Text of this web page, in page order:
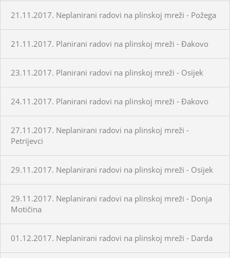
21.11.2017. Neplanirani radovi na plinskoj mreži - Požega
21.11.2017. Planirani radovi na plinskoj mreži - Đakovo
23.11.2017. Planirani radovi na plinskoj mreži - Osijek
24.11.2017. Planirani radovi na plinskoj mreži - Đakovo
27.11.2017. Neplanirani radovi na plinskoj mreži -
Petrijevci
29.11.2017. Neplanirani radovi na plinskoj mreži - Osijek
29.11.2017. Neplanirani radovi na plinskoj mreži - Donja
Motičina
01.12.2017. Neplanirani radovi na plinskoj mreži - Darda